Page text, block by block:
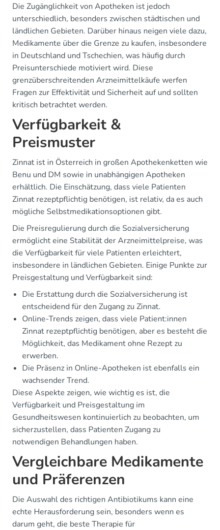
Die Zugänglichkeit von Apotheken ist jedoch
unterschiedlich, besonders zwischen städtischen und
ländlichen Gebieten. Darüber hinaus neigen viele dazu,
Medikamente über die Grenze zu kaufen, insbesondere
in Deutschland und Tschechien, was häufig durch
Preisunterschiede motiviert wird. Diese
grenzüberschreitenden Arzneimittelkäufe werfen
Fragen zur Effektivität und Sicherheit auf und sollten
kritisch betrachtet werden.
Verfügbarkeit &
Preismuster
Zinnat ist in Österreich in großen Apothekenketten wie
Benu und DM sowie in unabhängigen Apotheken
erhältlich. Die Einschätzung, dass viele Patienten
Zinnat rezeptpflichtig benötigen, ist relativ, da es auch
mögliche Selbstmedikationsoptionen gibt.
Die Preisregulierung durch die Sozialversicherung
ermöglicht eine Stabilität der Arzneimittelpreise, was
die Verfügbarkeit für viele Patienten erleichtert,
insbesondere in ländlichen Gebieten. Einige Punkte zur
Preisgestaltung und Verfügbarkeit sind:
Die Erstattung durch die Sozialversicherung ist
entscheidend für den Zugang zu Zinnat.
Online-Trends zeigen, dass viele Patient:innen
Zinnat rezeptpflichtig benötigen, aber es besteht die
Möglichkeit, das Medikament ohne Rezept zu
erwerben.
Die Präsenz in Online-Apotheken ist ebenfalls ein
wachsender Trend.
Diese Aspekte zeigen, wie wichtig es ist, die
Verfügbarkeit und Preisgestaltung im
Gesundheitswesen kontinuierlich zu beobachten, um
sicherzustellen, dass Patienten Zugang zu
notwendigen Behandlungen haben.
Vergleichbare Medikamente
und Präferenzen
Die Auswahl des richtigen Antibiotikums kann eine
echte Herausforderung sein, besonders wenn es
darum geht, die beste Therapie für